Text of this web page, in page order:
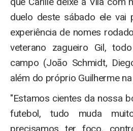
duelo deste sábado ele vai
experiência de nomes
veterano zagueiro Gil,
campo (João Schmidt,
além do próprio Guilherme
"Estamos cientes da nossa
futebol, tudo muda